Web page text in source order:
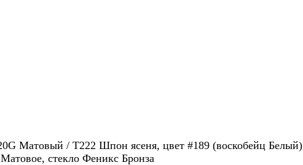
Матовый / T222 Шпон ясеня, цвет #189 (воскобейц Белый)
стекло Феникс Бронза